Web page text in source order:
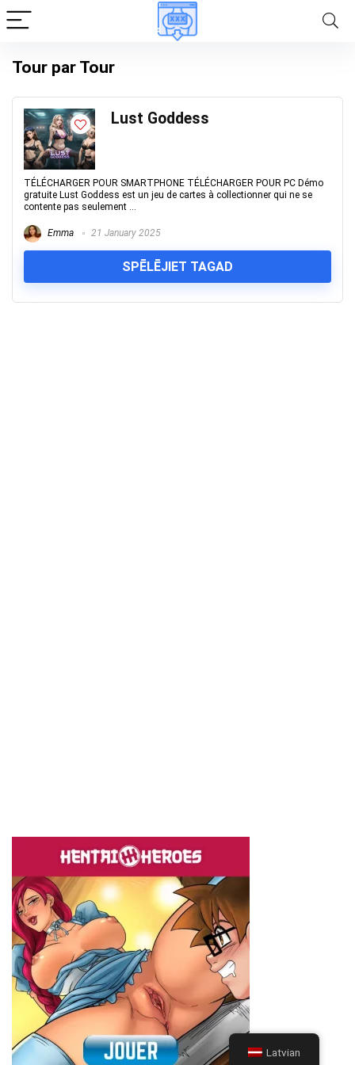
Tour par Tour
Lust Goddess
TÉLÉCHARGER POUR SMARTPHONE TÉLÉCHARGER POUR PC Démo
gratuite Lust Goddess est un jeu de cartes à collectionner qui ne se
contente pas seulement ...
Emma 21 January 2025
SPĒLĒJIET TAGAD
Latvian